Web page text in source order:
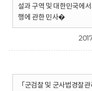
설과 구역 및 대한민국에
행에 관한 민사�
「군검찰 및 군사법경찰